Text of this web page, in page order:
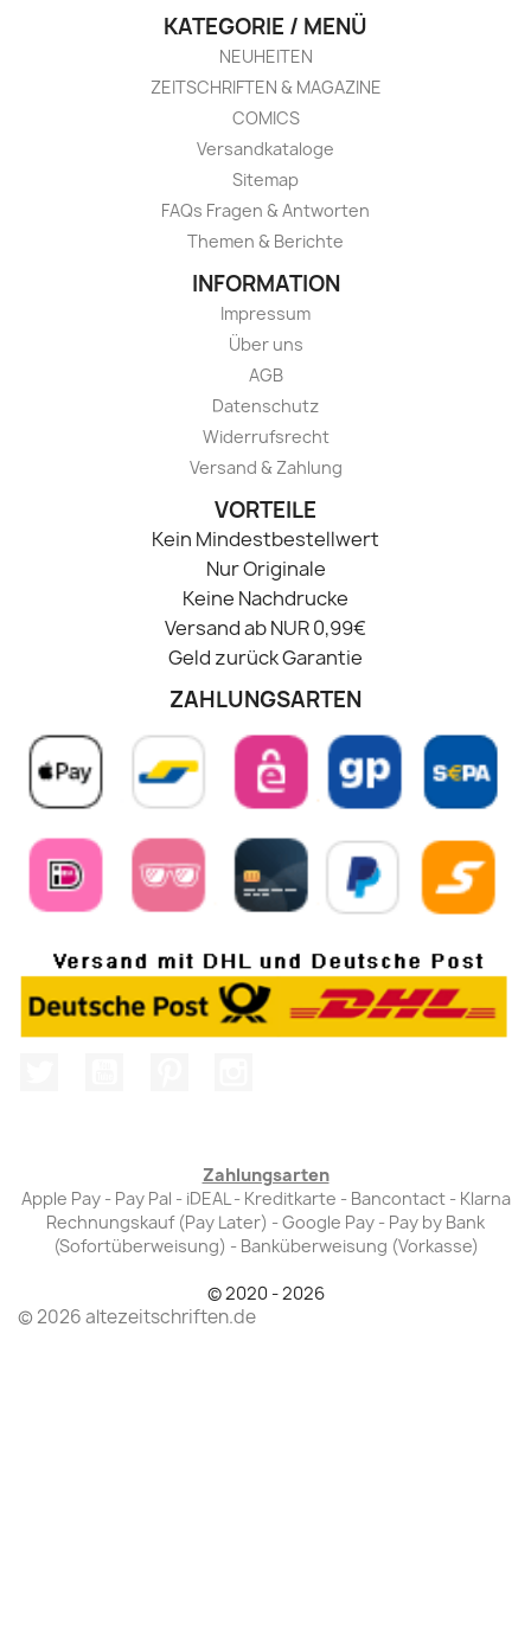
KATEGORIE / MENÜ
NEUHEITEN
ZEITSCHRIFTEN & MAGAZINE
COMICS
Versandkataloge
Sitemap
FAQs Fragen & Antworten
Themen & Berichte
INFORMATION
Impressum
Über uns
AGB
Datenschutz
Widerrufsrecht
Versand & Zahlung
VORTEILE
Kein Mindestbestellwert
Nur Originale
Keine Nachdrucke
Versand ab NUR 0,99€
Geld zurück Garantie
ZAHLUNGSARTEN
Zahlungsarten
Apple Pay - Pay Pal - iDEAL - Kreditkarte - Bancontact - Klarna
Rechnungskauf (Pay Later) - Google Pay - Pay by Bank
(Sofortüberweisung) - Banküberweisung (Vorkasse)
© 2020 - 2026
© 2026 altezeitschriften.de